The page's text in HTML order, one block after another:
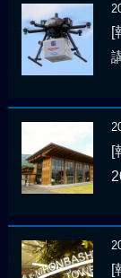
[
[
[